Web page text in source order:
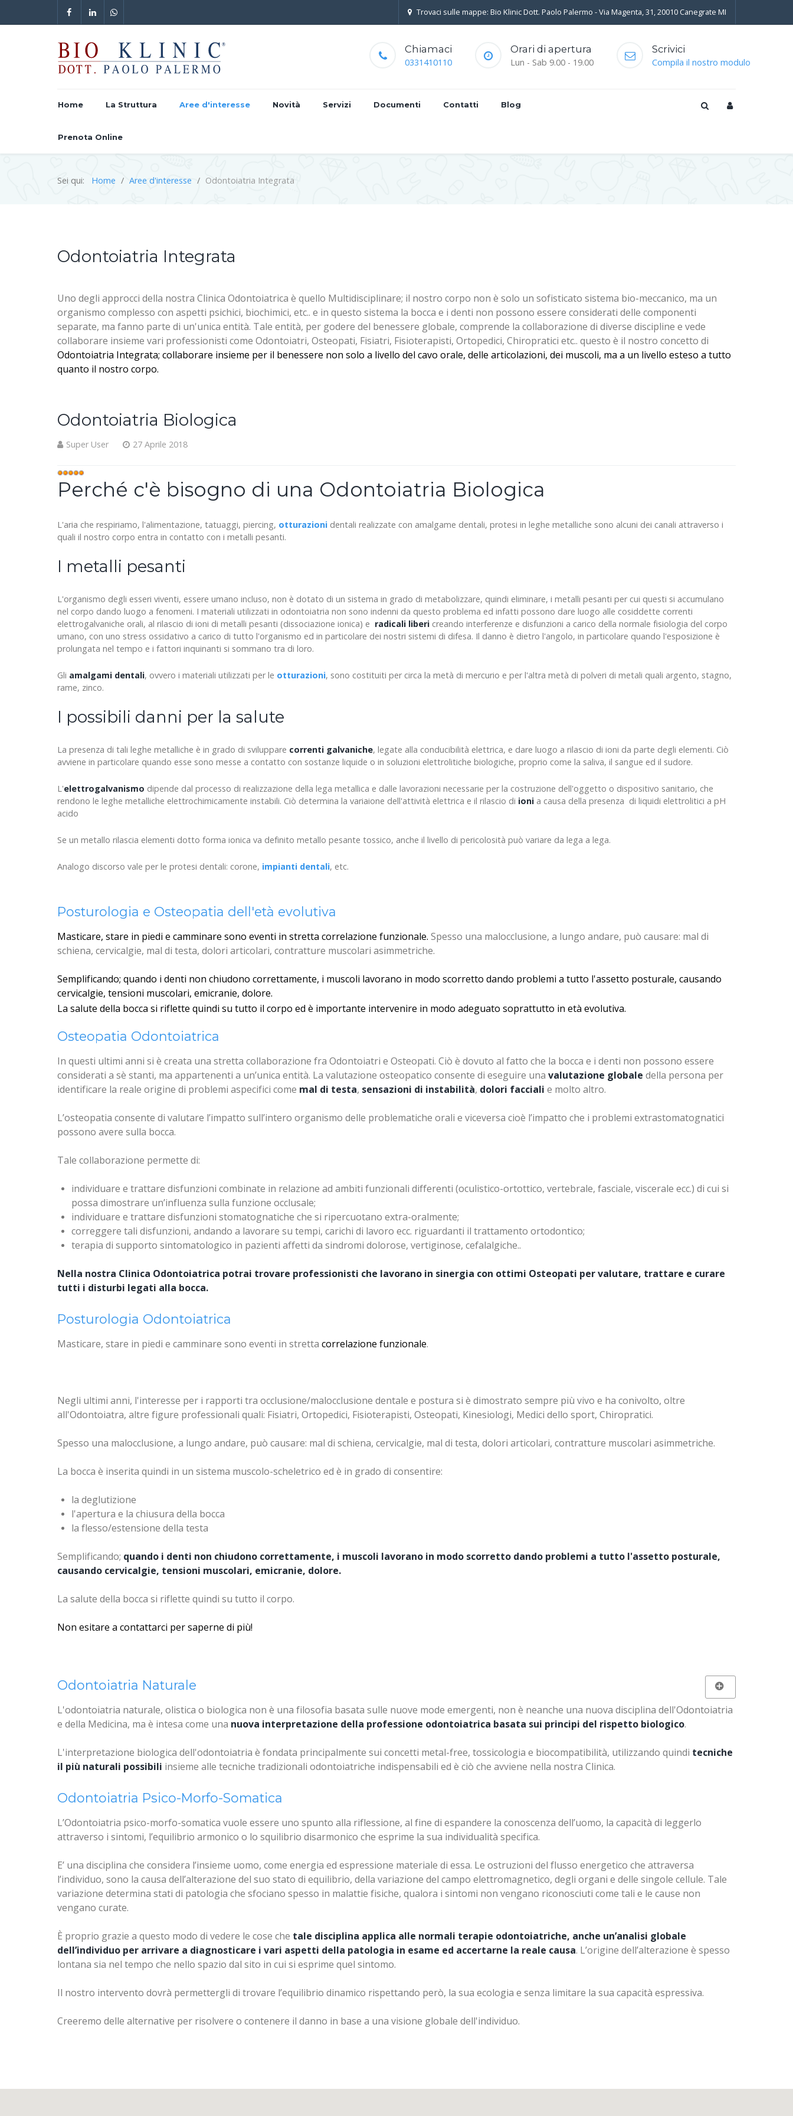
Trovaci sulle mappe: Bio Klinic Dott. Paolo Palermo - Via Magenta, 31, 20010 Canegrate MI
Chiamaci
0331410110
Orari di apertura
Lun - Sab 9.00 - 19.00
Scrivici
Compila il nostro modulo
Home La Struttura Aree d'interesse Novità Servizi Documenti Contatti Blog
Prenota Online
Sei qui: Home Aree d'interesse Odontoiatria Integrata
Odontoiatria Integrata
Uno degli approcci della nostra Clinica Odontoiatrica è quello Multidisciplinare; il nostro corpo non è solo un sofisticato sistema bio-meccanico, ma un
organismo complesso con aspetti psichici, biochimici, etc.. e in questo sistema la bocca e i denti non possono essere considerati delle componenti
separate, ma fanno parte di un'unica entità. Tale entità, per godere del benessere globale, comprende la collaborazione di diverse discipline e vede
collaborare insieme vari professionisti come Odontoiatri, Osteopati, Fisiatri, Fisioterapisti, Ortopedici, Chiropratici etc.. questo è il nostro concetto di
Odontoiatria Integrata; collaborare insieme per il benessere non solo a livello del cavo orale, delle articolazioni, dei muscoli, ma a un livello esteso a tutto
quanto il nostro corpo.
Odontoiatria Biologica
Super User 27 Aprile 2018
Valutazione
attuale:5 / 5
Perché c'è bisogno di una Odontoiatria Biologica
L'aria che respiriamo, l'alimentazione, tatuaggi, piercing, otturazioni dentali realizzate con amalgame dentali, protesi in leghe metalliche sono alcuni dei canali attraverso i
quali il nostro corpo entra in contatto con i metalli pesanti.
I metalli pesanti
L'organismo degli esseri viventi, essere umano incluso, non è dotato di un sistema in grado di metabolizzare, quindi eliminare, i metalli pesanti per cui questi si accumulano
nel corpo dando luogo a fenomeni. I materiali utilizzati in odontoiatria non sono indenni da questo problema ed infatti possono dare luogo alle cosiddette correnti
elettrogalvaniche orali, al rilascio di ioni di metalli pesanti (dissociazione ionica) e radicali liberi creando interferenze e disfunzioni a carico della normale fisiologia del corpo
umano, con uno stress ossidativo a carico di tutto l'organismo ed in particolare dei nostri sistemi di difesa. Il danno è dietro l'angolo, in particolare quando l'esposizione è
prolungata nel tempo e i fattori inquinanti si sommano tra di loro.
Gli amalgami dentali, ovvero i materiali utilizzati per le otturazioni, sono costituiti per circa la metà di mercurio e per l'altra metà di polveri di metali quali argento, stagno,
rame, zinco.
I possibili danni per la salute
La presenza di tali leghe metalliche è in grado di sviluppare correnti galvaniche, legate alla conducibilità elettrica, e dare luogo a rilascio di ioni da parte degli elementi. Ciò
avviene in particolare quando esse sono messe a contatto con sostanze liquide o in soluzioni elettrolitiche biologiche, proprio come la saliva, il sangue ed il sudore.
L'elettrogalvanismo dipende dal processo di realizzazione della lega metallica e dalle lavorazioni necessarie per la costruzione dell'oggetto o dispositivo sanitario, che
rendono le leghe metalliche elettrochimicamente instabili. Ciò determina la variaione dell'attività elettrica e il rilascio di ioni a causa della presenza di liquidi elettrolitici a pH
acido
Se un metallo rilascia elementi dotto forma ionica va definito metallo pesante tossico, anche il livello di pericolosità può variare da lega a lega.
Analogo discorso vale per le protesi dentali: corone, impianti dentali, etc.
Posturologia e Osteopatia dell'età evolutiva
Masticare, stare in piedi e camminare sono eventi in stretta correlazione funzionale. Spesso una malocclusione, a lungo andare, può causare: mal di
schiena, cervicalgie, mal di testa, dolori articolari, contratture muscolari asimmetriche.
Semplificando; quando i denti non chiudono correttamente, i muscoli lavorano in modo scorretto dando problemi a tutto l'assetto posturale, causando
cervicalgie, tensioni muscolari, emicranie, dolore.
La salute della bocca si riflette quindi su tutto il corpo ed è importante intervenire in modo adeguato soprattutto in età evolutiva.
Osteopatia Odontoiatrica
In questi ultimi anni si è creata una stretta collaborazione fra Odontoiatri e Osteopati. Ciò è dovuto al fatto che la bocca e i denti non possono essere
considerati a sè stanti, ma appartenenti a un’unica entità. La valutazione osteopatico consente di eseguire una valutazione globale della persona per
identificare la reale origine di problemi aspecifici come mal di testa, sensazioni di instabilità, dolori facciali e molto altro.
L’osteopatia consente di valutare l’impatto sull’intero organismo delle problematiche orali e viceversa cioè l’impatto che i problemi extrastomatognatici
possono avere sulla bocca.
Tale collaborazione permette di:
individuare e trattare disfunzioni combinate in relazione ad ambiti funzionali differenti (oculistico-ortottico, vertebrale, fasciale, viscerale ecc.) di cui si
possa dimostrare un’influenza sulla funzione occlusale;
individuare e trattare disfunzioni stomatognatiche che si ripercuotano extra-oralmente;
correggere tali disfunzioni, andando a lavorare su tempi, carichi di lavoro ecc. riguardanti il trattamento ortodontico;
terapia di supporto sintomatologico in pazienti affetti da sindromi dolorose, vertiginose, cefalalgiche..
Nella nostra Clinica Odontoiatrica potrai trovare professionisti che lavorano in sinergia con ottimi Osteopati per valutare, trattare e curare
tutti i disturbi legati alla bocca.
Posturologia Odontoiatrica
Masticare, stare in piedi e camminare sono eventi in stretta correlazione funzionale.
Negli ultimi anni, l'interesse per i rapporti tra occlusione/malocclusione dentale e postura si è dimostrato sempre più vivo e ha conivolto, oltre
all'Odontoiatra, altre figure professionali quali: Fisiatri, Ortopedici, Fisioterapisti, Osteopati, Kinesiologi, Medici dello sport, Chiropratici.
Spesso una malocclusione, a lungo andare, può causare: mal di schiena, cervicalgie, mal di testa, dolori articolari, contratture muscolari asimmetriche.
La bocca è inserita quindi in un sistema muscolo-scheletrico ed è in grado di consentire:
la deglutizione
l'apertura e la chiusura della bocca
la flesso/estensione della testa
Semplificando; quando i denti non chiudono correttamente, i muscoli lavorano in modo scorretto dando problemi a tutto l'assetto posturale,
causando cervicalgie, tensioni muscolari, emicranie, dolore.
La salute della bocca si riflette quindi su tutto il corpo.
Non esitare a contattarci per saperne di più!
Odontoiatria Naturale
L'odontoiatria naturale, olistica o biologica non è una filosofia basata sulle nuove mode emergenti, non è neanche una nuova disciplina dell'Odontoiatria
e della Medicina, ma è intesa come una nuova interpretazione della professione odontoiatrica basata sui principi del rispetto biologico.
L'interpretazione biologica dell'odontoiatria è fondata principalmente sui concetti metal-free, tossicologia e biocompatibilità, utilizzando quindi tecniche
il più naturali possibili insieme alle tecniche tradizionali odontoiatriche indispensabili ed è ciò che avviene nella nostra Clinica.
Tossicità dei Materiali Odontoiatrici
Protocolli di Disintossicazione dai Metalli Pesanti
altri vengono assunti attraverso alcuni farmaci o iniettati con vaccini e poivi è un'intossicazione da metalli pesanti che avviene tramite le
otturazioni in amalgama di mercurio. L'intossicazione può essere lieve, ma può anche raggiungere livelli elevati con gravi conseguenze.
Isintomi da intossicazione
Nella nostra Clinica Odontoiatrica effettuiamo trattamenti di disintossicazione da metalli pesanti, iniziando con la rimozione delle otturazioni in
amalgama, passando poi alla detossificazione dell'organismo.
Odontoiatria Psico-Morfo-Somatica
L’Odontoiatria psico-morfo-somatica vuole essere uno spunto alla riflessione, al fine di espandere la conoscenza dell’uomo, la capacità di leggerlo
attraverso i sintomi, l’equilibrio armonico o lo squilibrio disarmonico che esprime la sua individualità specifica.
E’ una disciplina che considera l’insieme uomo, come energia ed espressione materiale di essa. Le ostruzioni del flusso energetico che attraversa
l’individuo, sono la causa dell’alterazione del suo stato di equilibrio, della variazione del campo elettromagnetico, degli organi e delle singole cellule. Tale
variazione determina stati di patologia che sfociano spesso in malattie fisiche, qualora i sintomi non vengano riconosciuti come tali e le cause non
vengano curate.
È proprio grazie a questo modo di vedere le cose che tale disciplina applica alle normali terapie odontoiatriche, anche un’analisi globale
dell’individuo per arrivare a diagnosticare i vari aspetti della patologia in esame ed accertarne la reale causa. L’origine dell’alterazione è spesso
lontana sia nel tempo che nello spazio dal sito in cui si esprime quel sintomo.
Il nostro intervento dovrà permettergli di trovare l’equilibrio dinamico rispettando però, la sua ecologia e senza limitare la sua capacità espressiva.
Creeremo delle alternative per risolvere o contenere il danno in base a una visione globale dell'individuo.